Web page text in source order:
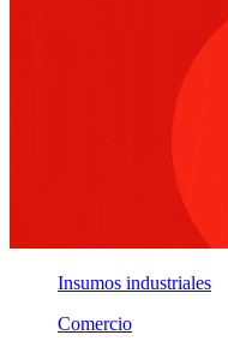
Insumos industriales
Comercio